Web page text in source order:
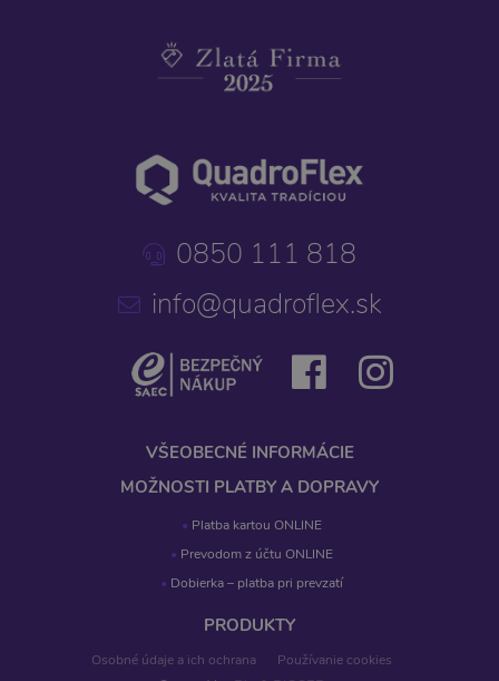
0850 111 818
info@quadroflex.sk
VŠEOBECNÉ INFORMÁCIE
MOŽNOSTI PLATBY A DOPRAVY
Platba kartou ONLINE
Prevodom z účtu ONLINE
Dobierka – platba pri prevzatí
PRODUKTY
Osobné údaje a ich ochrana Používanie cookies